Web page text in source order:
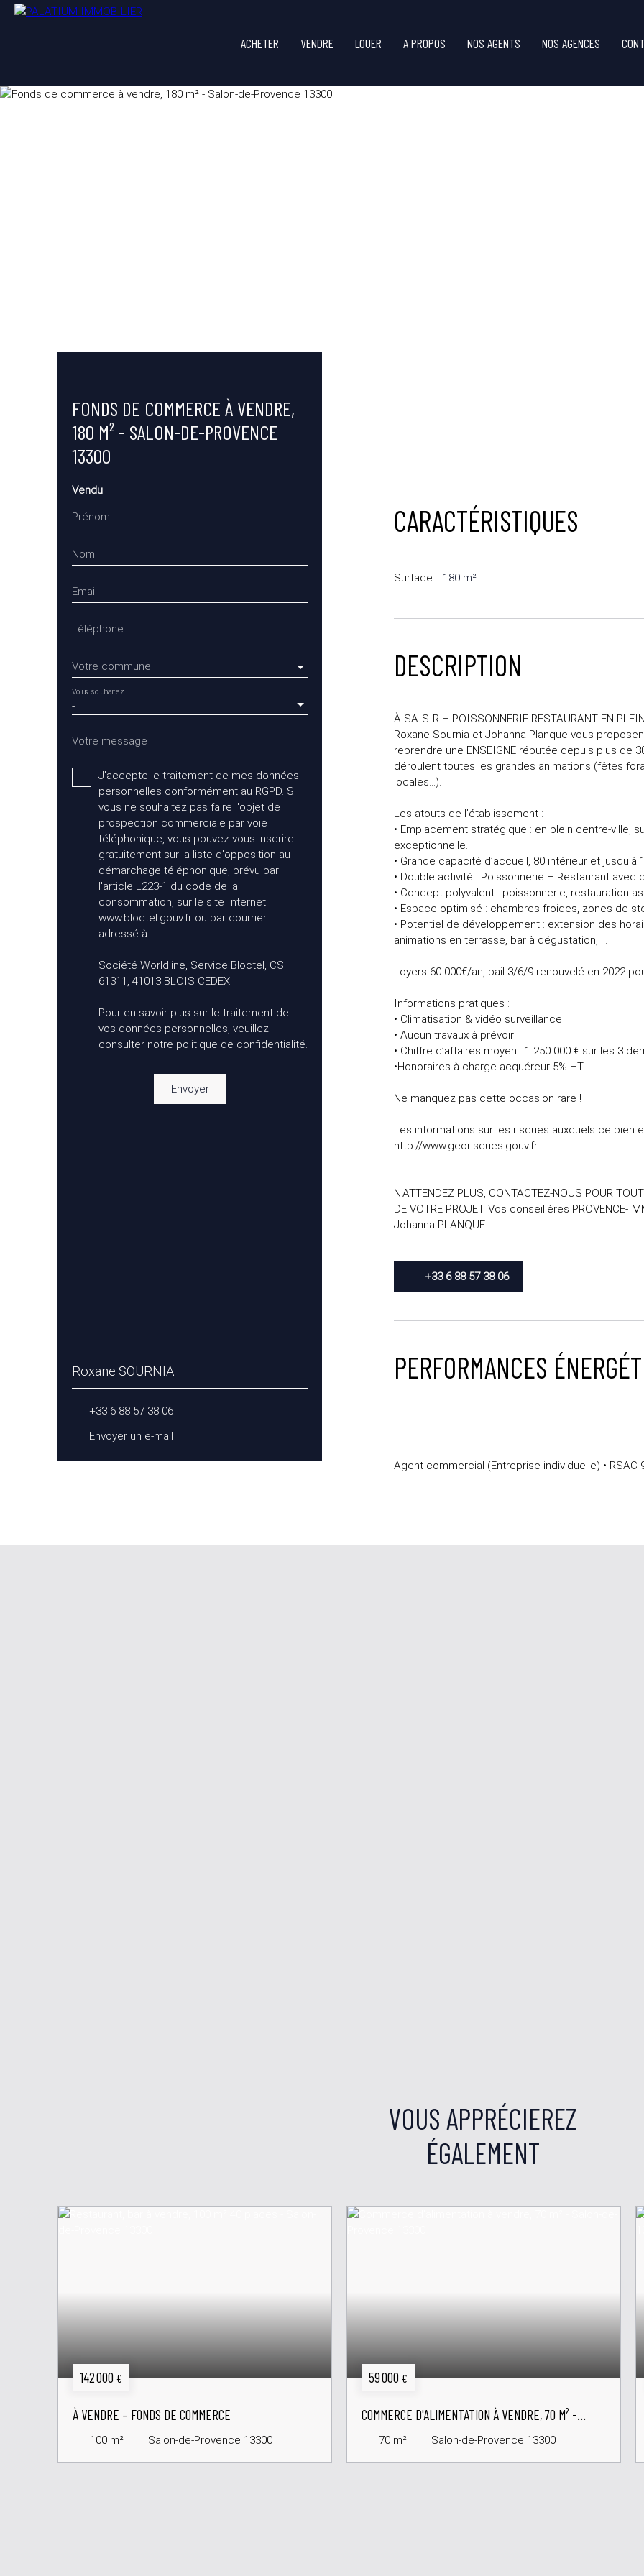
ACHETER VENDRE LOUER A PROPOS NOS AGENTS NOS AGENCES
FONDS DE COMMERCE À VENDRE,
180 M² - SALON-DE-PROVENCE
13300
Vendu
Prénom
Nom
Email
Téléphone
Votre commune
-
Vous souhaitez
Votre message
J'accepte le traitement de mes données
personnelles conformément au RGPD. Si
vous ne souhaitez pas faire l'objet de
prospection commerciale par voie
téléphonique, vous pouvez vous inscrire
gratuitement sur la liste d'opposition au
démarchage téléphonique, prévu par
l'article L223-1 du code de la
consommation, sur le site Internet
www.bloctel.gouv.fr ou par courrier
adressé à :
Société Worldline, Service Bloctel, CS
61311, 41013 BLOIS CEDEX.
Pour en savoir plus sur le traitement de
vos données personnelles, veuillez
consulter notre politique de confidentialité.
Envoyer
Roxane SOURNIA
+33 6 88 57 38 06
Envoyer un e-mail
CARACTÉRISTIQUES
Surface : 180 m²
DESCRIPTION
À SAISIR – POISSONNERIE-RESTAURANT EN
Roxane Sournia et Johanna Planque vous
reprendre une ENSEIGNE réputée depuis plus de
déroulent toutes les grandes animations (fêtes
locales…).
Les atouts de l’établissement :
• Emplacement stratégique : en plein centre-ville,
exceptionnelle.
• Grande capacité d’accueil, 80 intérieur et
• Double activité : Poissonnerie – Restaurant
• Concept polyvalent : poissonnerie, restauration
• Espace optimisé : chambres froides, zones de
• Potentiel de développement : extension des
animations en terrasse, bar à dégustation, ...
Loyers 60 000€/an, bail 3/6/9 renouvelé en 2022
Informations pratiques :
• Climatisation & vidéo surveillance
• Aucun travaux à prévoir
• Chiffre d’affaires moyen : 1 250 000 € sur les 3
•Honoraires à charge acquéreur 5% HT
Ne manquez pas cette occasion rare !
Les informations sur les risques auxquels ce
http://www.georisques.gouv.fr.
N'ATTENDEZ PLUS, CONTACTEZ-NOUS POUR
DE VOTRE PROJET. Vos conseillères PROVENCE-
Johanna PLANQUE
+33 6 88 57 38 06
PERFORMANCES
Agent commercial (Entreprise individuelle) • RSAC
VOUS APPRÉCIEREZ
ÉGALEMENT
142 000 €
À VENDRE – FONDS DE COMMERCE
100 m² Salon-de-Provence 13300
59 000 €
COMMERCE D'ALIMENTATION À VENDRE, 70 M² -
SALON-DE-PROVENCE 13300
70 m² Salon-de-Provence 13300